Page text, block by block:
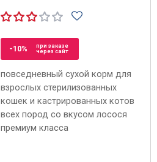
-10%
при заказе
через сайт
повседневный сухой корм для
взрослых стерилизованных
кошек и кастрированных котов
всех пород со вкусом лосося
премиум класса